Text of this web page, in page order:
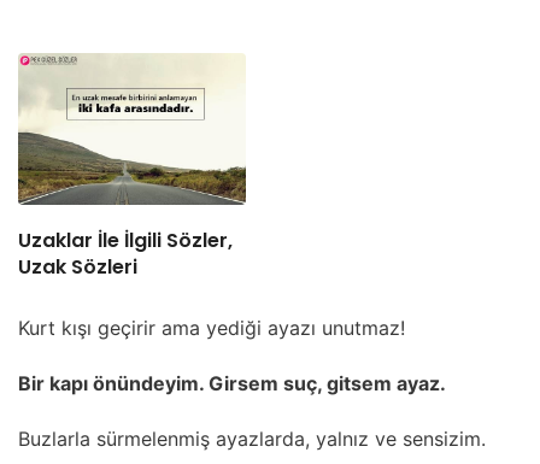
Uzaklar İle İlgili Sözler,
Uzak Sözleri
Kurt kışı geçirir ama yediği ayazı unutmaz!
Bir kapı önündeyim. Girsem suç, gitsem ayaz.
Buzlarla sürmelenmiş ayazlarda, yalnız ve sensizim.